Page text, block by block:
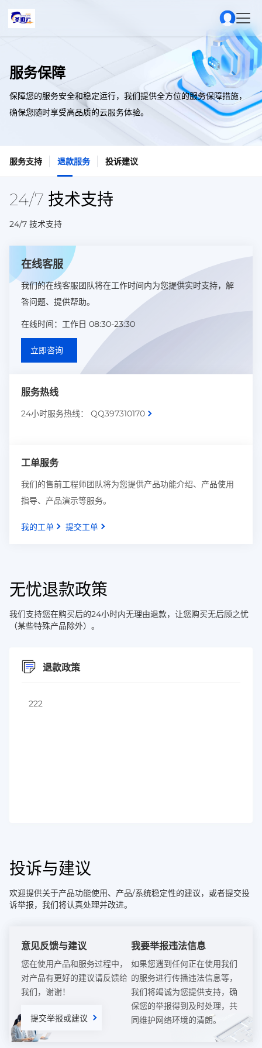
服务保障
保障您的服务安全和稳定运行，我们提供全方位的服务保障措施，
确保您随时享受高品质的云服务体验。
服务支持 退款服务 投诉建议
24/7 技术支持
24/7 技术支持
在线客服
我们的在线客服团队将在工作时间内为您提供实时支持，解
答问题、提供帮助。
在线时间：工作日 08:30-23:30
立即咨询
服务热线
24小时服务热线： QQ397310170
工单服务
我们的售前工程师团队将为您提供产品功能介绍、产品使用
指导、产品演示等服务。
我的工单 提交工单
无忧退款政策
我们支持您在购买后的24小时内无理由退款，让您购买无后顾之忧
（某些特殊产品除外）。
退款政策
222
投诉与建议
欢迎提供关于产品功能使用、产品/系统稳定性的建议，或者提交投
诉举报，我们将认真处理并改进。
意见反馈与建议
您在使用产品和服务过程中，
对产品有更好的建议请反馈给
我们，谢谢！
提交举报或建议
我要举报违法信息
如果您遇到任何正在使用我们
的服务进行传播违法信息等，
我们将竭诚为您提供支持，确
保您的举报得到及时处理，共
同维护网络环境的清朗。